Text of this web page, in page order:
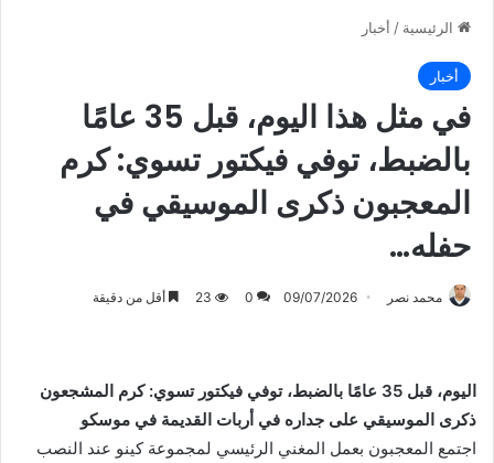
الرئيسية / أخبار
أخبار
في مثل هذا اليوم، قبل 35 عامًا
بالضبط، توفي فيكتور تسوي: كرم
المعجبون ذكرى الموسيقي في
حفله…
محمد نصر 09/07/2026
0
23 أقل من دقيقة
اليوم، قبل 35 عامًا بالضبط، توفي فيكتور تسوي: كرم المشجعون
ذكرى الموسيقي على جداره في أربات القديمة في موسكو
اجتمع المعجبون بعمل المغني الرئيسي لمجموعة كينو عند النصب